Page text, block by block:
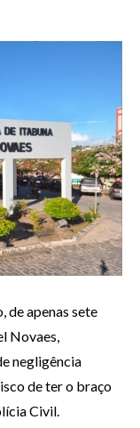
de apenas sete
Novaes,
negligência
de ter o braço
Civil.